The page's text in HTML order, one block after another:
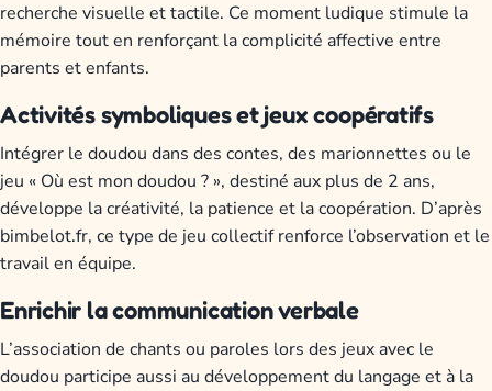
recherche visuelle et tactile. Ce moment ludique stimule la
mémoire tout en renforçant la complicité affective entre
parents et enfants.
Activités symboliques et jeux coopératifs
Intégrer le doudou dans des contes, des marionnettes ou le
jeu « Où est mon doudou ? », destiné aux plus de 2 ans,
développe la créativité, la patience et la coopération. D’après
bimbelot.fr, ce type de jeu collectif renforce l’observation et le
travail en équipe.
Enrichir la communication verbale
L’association de chants ou paroles lors des jeux avec le
doudou participe aussi au développement du langage et à la